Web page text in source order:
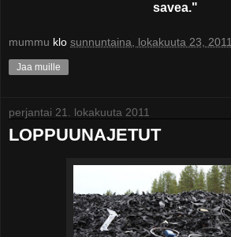
savea."
mummu klo sunnuntaina, lokakuuta 23, 2011
Jaa muille
perjantai 21. lokakuuta 2011
LOPPUUNAJETUT